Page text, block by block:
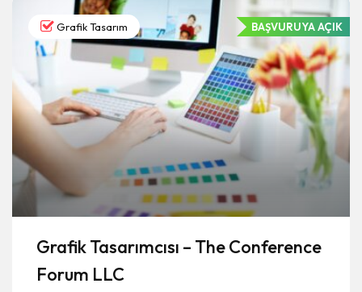
Grafik Tasarım BAŞVURUYA AÇIK
Grafik Tasarımcısı – The Conference
Forum LLC